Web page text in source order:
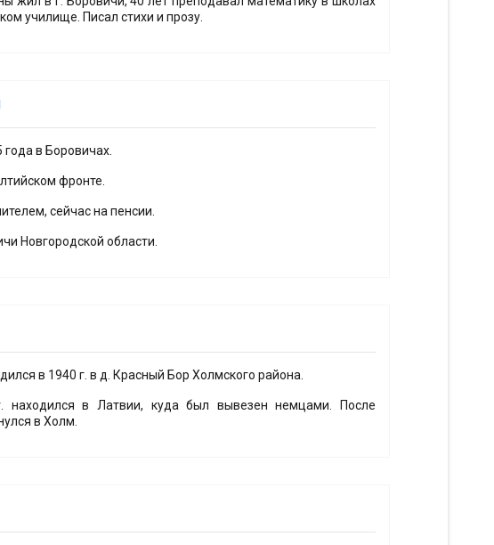
училище. Писал стихи и прозу.
в Боровичах.
фронте.
сейчас на пенсии.
Новгородской области.
в 1940 г. в д. Красный Бор Холмского района.
в Латвии, куда был вывезен немцами. После
в Холм.